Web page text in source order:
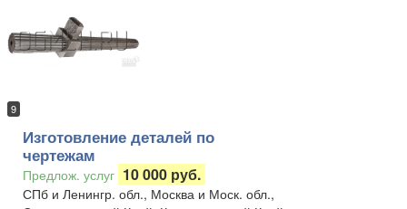
9
Изготовление деталей по
чертежам
Предлож. услуг 10 000 руб.
СПб и Ленингр. обл., Москва и Моск. обл.,